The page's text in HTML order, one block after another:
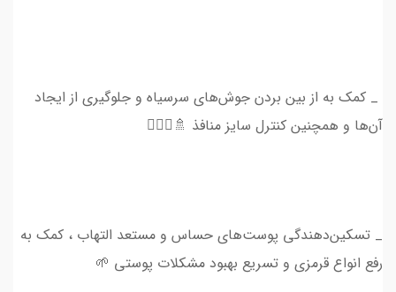
_ کمک به از بین بردن جوش‌های سرسیاه و جلوگیری از ایجاد
آن‌ها و همچنین کنترل سایز منافذ 🚿💆🏻‍♀️
_ تسکین‌دهندگی پوست‌های حساس و مستعد التهاب ، کمک به
رفع انواع قرمزی و تسریع بهبود مشکلات پوستی 🌱